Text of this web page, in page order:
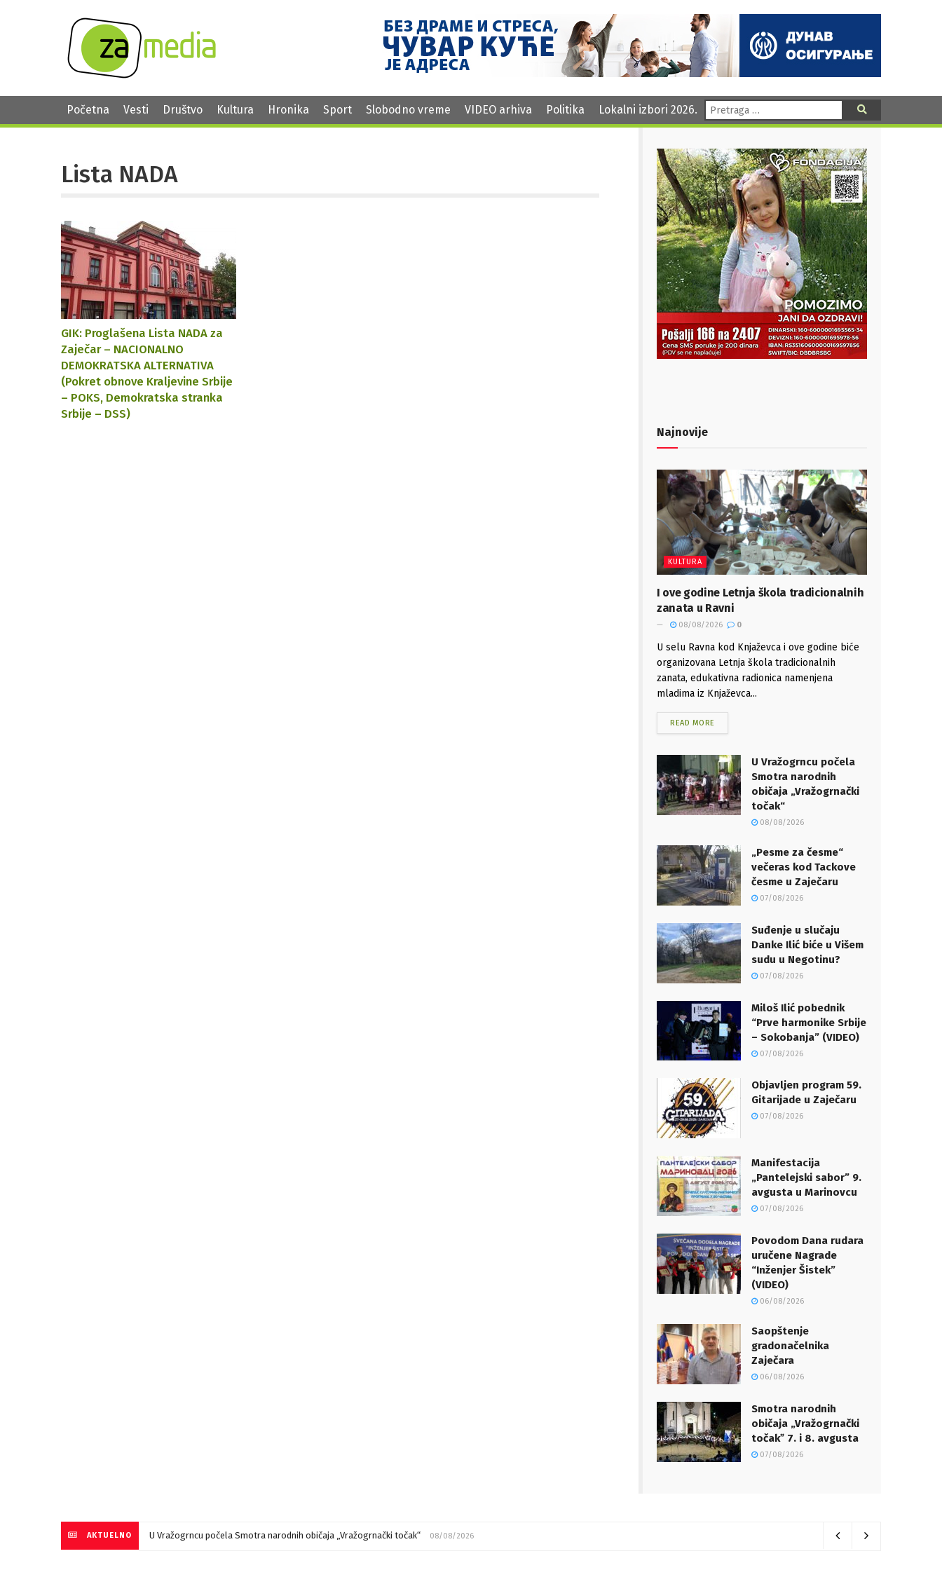
Početna Vesti Društvo Kultura Hronika Sport Slobodno vreme VIDEO arhiva Politika Lokalni izbori 2026. Pretraga:
Lista NADA
GIK: Proglašena Lista NADA za
Zajеčar – NACIONALNO
DEMOKRATSKA ALTERNATIVA
(Pokrеt obnovе Kraljеvinе Srbijе
– POKS, Dеmokratska stranka
Srbijе – DSS)
Najnovije
KULTURA
I ove godine Letnja škola tradicionalnih
zanata u Ravni
08/08/2026 0
U selu Ravna kod Knjaževca i ove godine biće
organizovana Letnja škola tradicionalnih
zanata, edukativna radionica namenjena
mladima iz Knjaževca...
READ MORE
U Vražogrncu počela
Smotra narodnih
običaja „Vražogrnački
točak“
08/08/2026
„Pesme za česme“
večeras kod Tackove
česme u Zaječaru
07/08/2026
Suđenje u slučaju
Danke Ilić biće u Višem
sudu u Negotinu?
07/08/2026
Miloš Ilić pobednik
“Prve harmonike Srbije
– Sokobanja” (VIDEO)
07/08/2026
Objavljen program 59.
Gitarijade u Zaječaru
07/08/2026
Manifestacija
„Pantelejski sabor” 9.
avgusta u Marinovcu
07/08/2026
Povodom Dana rudara
uručene Nagrade
“Inženjer Šistek”
(VIDEO)
06/08/2026
Saopštenje
gradonačelnika
Zaječara
06/08/2026
Smotra narodnih
običaja „Vražogrnački
točakˮ 7. i 8. avgusta
07/08/2026
AKTUELNO U Vražogrncu počela Smotra narodnih običaja „Vražogrnački točak“ 08/08/2026